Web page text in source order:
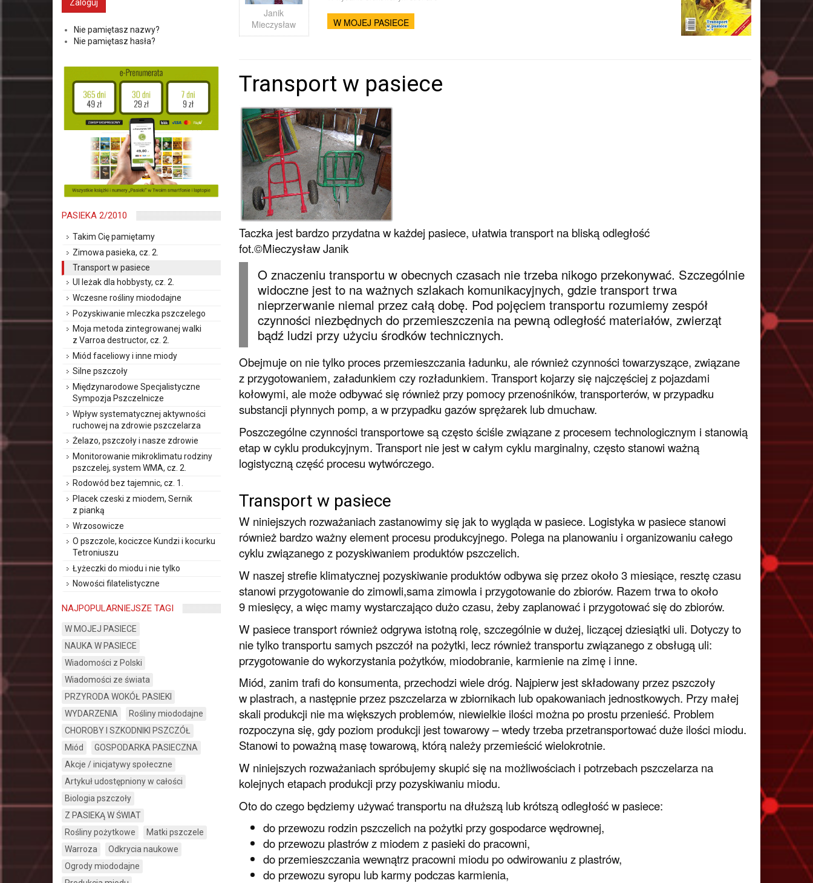
Janik
Mieczysław
W MOJEJ PASIECE
Transport w pasiece
Taczka jest bardzo przydatna w każdej pasiece, ułatwia transport na bliską odległość
fot.©Mieczysław Janik
O znaczeniu transportu w obecnych czasach nie trzeba nikogo przekonywać. Szczególnie
widoczne jest to na ważnych szlakach komunikacyjnych, gdzie transport trwa
nieprzerwanie niemal przez całą dobę. Pod pojęciem transportu rozumiemy zespół
czynności niezbędnych do przemieszczenia na pewną odległość materiałów, zwierząt
bądź ludzi przy użyciu środków technicznych.
Obejmuje on nie tylko proces przemieszczania ładunku, ale również czynności towarzyszące, związane
z przygotowaniem, załadunkiem czy rozładunkiem. Transport kojarzy się najczęściej z pojazdami
kołowymi, ale może odbywać się również przy pomocy przenośników, transporterów, w przypadku
substancji płynnych pomp, a w przypadku gazów sprężarek lub dmuchaw.
Poszczególne czynności transportowe są często ściśle związane z procesem technologicznym i stanowią
etap w cyklu produkcyjnym. Transport nie jest w całym cyklu marginalny, często stanowi ważną
logistyczną część procesu wytwórczego.
Transport w pasiece
W niniejszych rozważaniach zastanowimy się jak to wygląda w pasiece. Logistyka w pasiece stanowi
również bardzo ważny element procesu produkcyjnego. Polega na planowaniu i organizowaniu całego
cyklu związanego z pozyskiwaniem produktów pszczelich.
W naszej strefie klimatycznej pozyskiwanie produktów odbywa się przez około 3 miesiące, resztę czasu
stanowi przygotowanie do zimowli,sama zimowla i przygotowanie do zbiorów. Razem trwa to około
9 miesięcy, a więc mamy wystarczająco dużo czasu, żeby zaplanować i przygotować się do zbiorów.
W pasiece transport również odgrywa istotną rolę, szczególnie w dużej, liczącej dziesiątki uli. Dotyczy to
nie tylko transportu samych pszczół na pożytki, lecz również transportu związanego z obsługą uli:
przygotowanie do wykorzystania pożytków, miodobranie, karmienie na zimę i inne.
Miód, zanim trafi do konsumenta, przechodzi wiele dróg. Najpierw jest składowany przez pszczoły
w plastrach, a następnie przez pszczelarza w zbiornikach lub opakowaniach jednostkowych. Przy małej
skali produkcji nie ma większych problemów, niewielkie ilości można po prostu przenieść. Problem
rozpoczyna się, gdy poziom produkcji jest towarowy – wtedy trzeba przetransportować duże ilości miodu.
Stanowi to poważną masę towarową, którą należy przemieścić wielokrotnie.
W niniejszych rozważaniach spróbujemy skupić się na możliwościach i potrzebach pszczelarza na
kolejnych etapach produkcji przy pozyskiwaniu miodu.
Oto do czego będziemy używać transportu na dłuższą lub krótszą odległość w pasiece:
do przewozu rodzin pszczelich na pożytki przy gospodarce wędrownej,
do przewozu plastrów z miodem z pasieki do pracowni,
do przemieszczania wewnątrz pracowni miodu po odwirowaniu z plastrów,
do przewozu syropu lub karmy podczas karmienia,
Nie pamiętasz nazwy?
Nie pamiętasz hasła?
PASIEKA 2/2010
Takim Cię pamiętamy
Zimowa pasieka, cz. 2.
Transport w pasiece
Ul leżak dla hobbysty, cz. 2.
Wczesne rośliny miododajne
Pozyskiwanie mleczka pszczelego
Moja metoda zintegrowanej walki
z Varroa destructor, cz. 2.
Miód faceliowy i inne miody
Silne pszczoły
Międzynarodowe Specjalistyczne
Sympozja Pszczelnicze
Wpływ systematycznej aktywności
ruchowej na zdrowie pszczelarza
Żelazo, pszczoły i nasze zdrowie
Monitorowanie mikroklimatu rodziny
pszczelej, system WMA, cz. 2.
Rodowód bez tajemnic, cz. 1.
Placek czeski z miodem, Sernik
z pianką
Wrzosowicze
O pszczole, kociczce Kundzi i kocurku
Tetroniuszu
Łyżeczki do miodu i nie tylko
Nowości filatelistyczne
NAJPOPULARNIEJSZE TAGI
W MOJEJ PASIECE
NAUKA W PASIECE
Wiadomości z Polski
Wiadomości ze świata
PRZYRODA WOKÓŁ PASIEKI
WYDARZENIA
Rośliny miododajne
CHOROBY I SZKODNIKI PSZCZÓŁ
Miód
GOSPODARKA PASIECZNA
Akcje / inicjatywy społeczne
Artykuł udostępniony w całości
Biologia pszczoły
Z PASIEKĄ W ŚWIAT
Rośliny pożytkowe
Matki pszczele
Warroza
Odkrycia naukowe
Ogrody miododajne